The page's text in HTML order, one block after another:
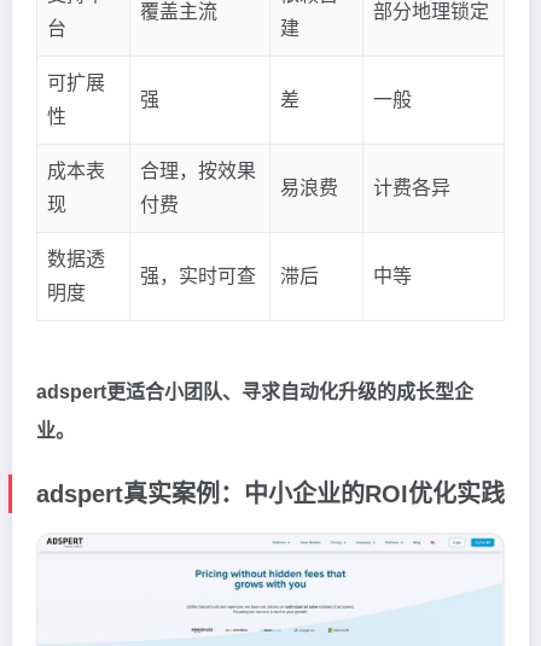
台
覆盖主流
建
部分地理锁定
可扩展
性
强 差 一般
成本表
现
合理，按效果
付费
易浪费 计费各异
数据透
明度
强，实时可查 滞后 中等
adspert更适合小团队、寻求自动化升级的成长型企
业。
adspert真实案例：中小企业的ROI优化实践